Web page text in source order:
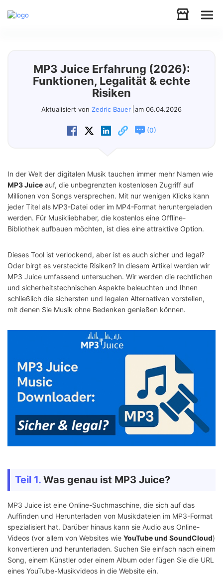
MP3 Juice Erfahrung (2026):
Funktionen, Legalität & echte
Risiken
Aktualisiert von Zedric Bauer am 06.04.2026
(0)
In der Welt der digitalen Musik tauchen immer mehr Namen wie
MP3 Juice auf, die unbegrenzten kostenlosen Zugriff auf
Millionen von Songs versprechen. Mit nur wenigen Klicks kann
jeder Titel als MP3-Datei oder im MP4-Format heruntergeladen
werden. Für Musikliebhaber, die kostenlos eine Offline-
Bibliothek aufbauen möchten, ist dies eine attraktive Option.
Dieses Tool ist verlockend, aber ist es auch sicher und legal?
Oder birgt es versteckte Risiken? In diesem Artikel werden wir
MP3 Juice umfassend untersuchen. Wir werden die rechtlichen
und sicherheitstechnischen Aspekte beleuchten und Ihnen
schließlich die sichersten und legalen Alternativen vorstellen,
mit denen Sie Musik ohne Bedenken genießen können.
Teil 1. Was genau ist MP3 Juice?
MP3 Juice ist eine Online-Suchmaschine, die sich auf das
Auffinden und Herunterladen von Musikdateien im MP3-Format
spezialisiert hat. Darüber hinaus kann sie Audio aus Online-
Videos (vor allem von Websites wie YouTube und SoundCloud)
konvertieren und herunterladen. Suchen Sie einfach nach einem
Song, einem Künstler oder einem Album oder fügen Sie die URL
eines YouTube-Musikvideos in die Website ein.